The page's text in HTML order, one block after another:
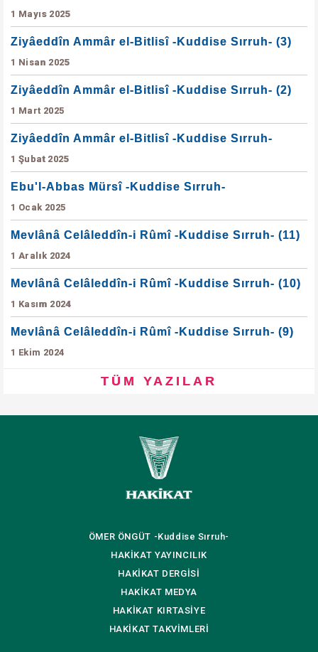
1 Mayıs 2025
Ziyâeddîn Ammâr el-Bitlisî -Kuddise Sırruh- (3)
1 Nisan 2025
Ziyâeddîn Ammâr el-Bitlisî -Kuddise Sırruh- (2)
1 Mart 2025
Ziyâeddîn Ammâr el-Bitlisî -Kuddise Sırruh-
1 Şubat 2025
Ebu'l-Abbas Mürsî -Kuddise Sırruh-
1 Ocak 2025
Mevlânâ Celâleddîn-i Rûmî -Kuddise Sırruh- (11)
1 Aralık 2024
Mevlânâ Celâleddîn-i Rûmî -Kuddise Sırruh- (10)
1 Kasım 2024
Mevlânâ Celâleddîn-i Rûmî -Kuddise Sırruh- (9)
1 Ekim 2024
TÜM YAZILAR
ÖMER ÖNGÜT -Kuddise Sırruh-
HAKİKAT YAYINCILIK
HAKİKAT DERGİSİ
HAKİKAT MEDYA
HAKİKAT KIRTASİYE
HAKİKATTAKVİMLERİ